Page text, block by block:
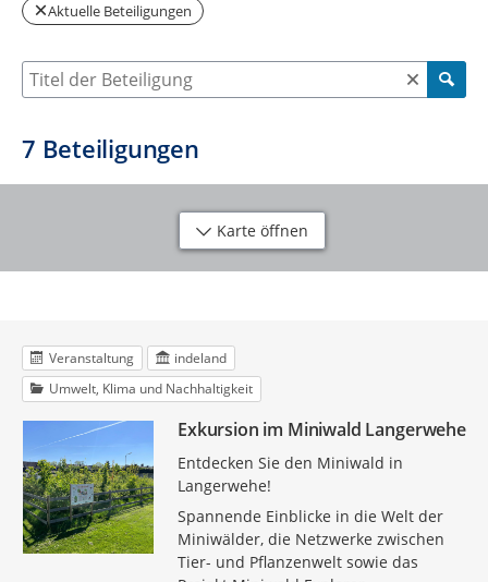
Aktuelle Beteiligungen
Suche nach Beteiligung
7 Beteiligungen
Karte öffnen
Veranstaltung
indeland
Umwelt, Klima und Nachhaltigkeit
Exkursion im Miniwald Langerwehe
Entdecken Sie den Miniwald in
Langerwehe!
Spannende Einblicke in die Welt der
Miniwälder, die Netzwerke zwischen
Tier- und Pflanzenwelt sowie das